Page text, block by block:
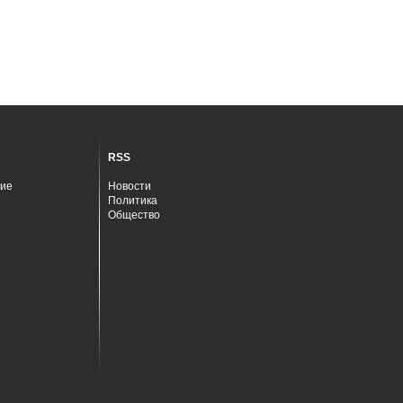
RSS
Новости
Политика
Общество